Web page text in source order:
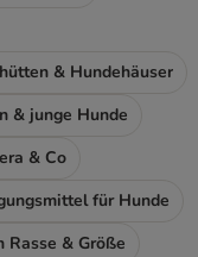
& Hundehäuser
& junge Hunde
& Co
für Hunde
Rasse & Größe